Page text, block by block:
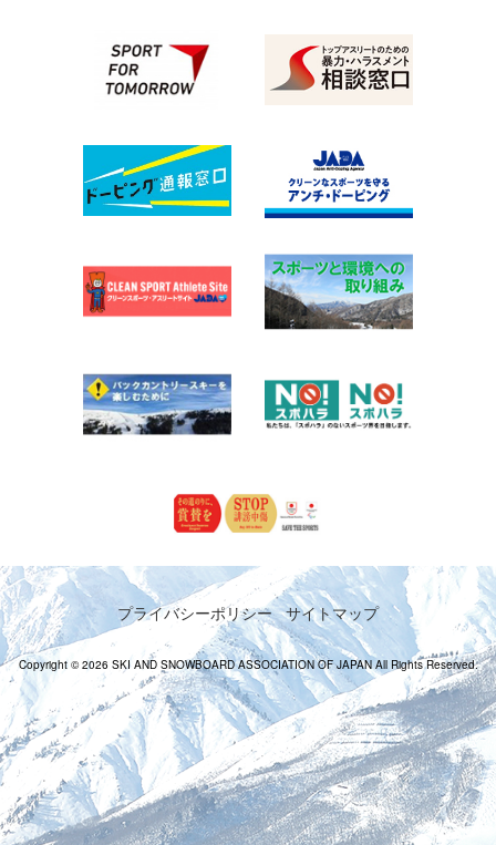
プライバシーポリシー サイトマップ
Copyright © 2026 SKI AND SNOWBOARD ASSOCIATION OF JAPAN All Rights Reserved.